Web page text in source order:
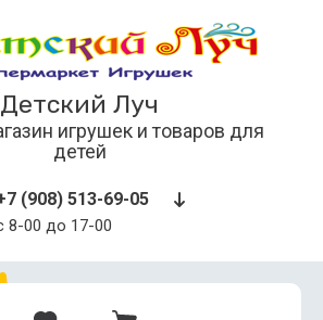
Детский Луч
игрушек и товаров для
детей
(908) 513-69-05
8-00 до 17-00